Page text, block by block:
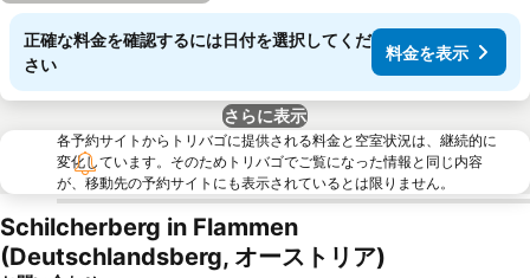
正確な料金を確認するには日付を選択してくだ
さい
料金を表示
さらに表示
各予約サイトからトリバゴに提供される料金と空室状況は、継続的に
変化しています。そのためトリバゴでご覧になった情報と同じ内容
が、移動先の予約サイトにも表示されているとは限りません。
Schilcherberg in Flammen
(Deutschlandsberg, オーストリア)